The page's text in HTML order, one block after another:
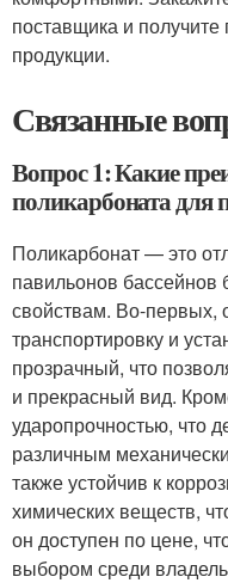
поставщика и получите
продукции.
Связанные
Вопрос 1: Какие
поликарбоната для
Поликарбонат — это
павильонов бассейнов
свойствам. Во-первых,
транспортировку и
прозрачный, что
и прекрасный вид.
ударопрочностью, что
различным
также устойчив к
химических веществ,
он доступен по цене,
выбором среди